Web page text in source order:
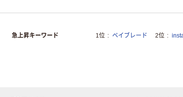
急上昇キーワード 1位 ベイブレード 2位